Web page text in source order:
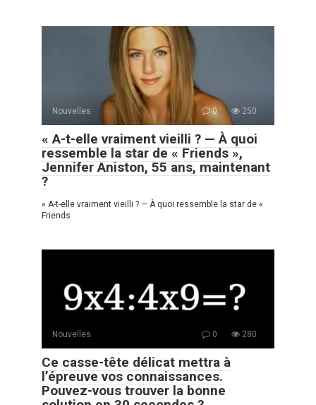
Nouvelles 0 250
« A-t-elle vraiment vieilli ? — À quoi
ressemble la star de « Friends »,
Jennifer Aniston, 55 ans, maintenant
?
« A-t-elle vraiment vieilli ? — À quoi ressemble la star de «
Friends
Nouvelles 0 280
Ce casse-tête délicat mettra à
l’épreuve vos connaissances.
Pouvez-vous trouver la bonne